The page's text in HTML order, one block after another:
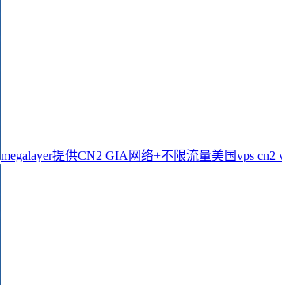
megalayer提供CN2 GIA网络+不限流量美国vps cn2